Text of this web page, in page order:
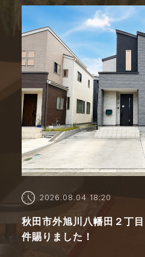
2026.08.04 18:20
秋田市外旭川八幡田２丁
件賜りました！